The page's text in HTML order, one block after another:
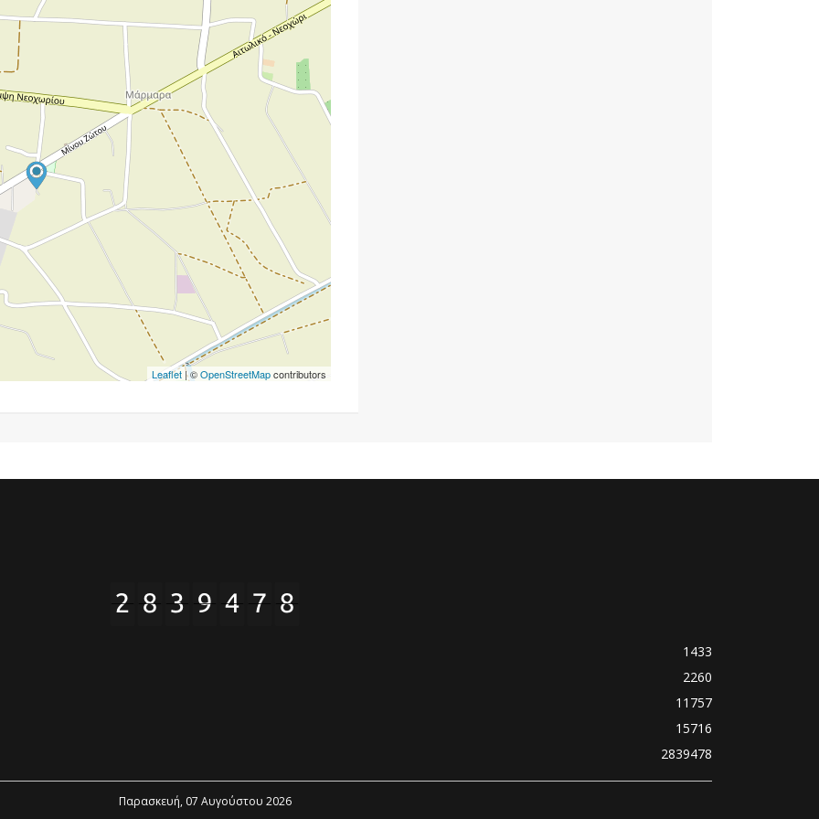
Leaflet| ©OpenStreetMapcontributors
1433
2260
11757
15716
2839478
Παρασκευή, 07 Αυγούστου 2026